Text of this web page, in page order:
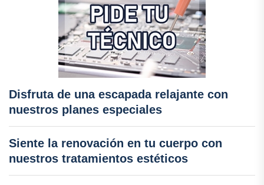
Disfruta de una escapada relajante con
nuestros planes especiales
Siente la renovación en tu cuerpo con
nuestros tratamientos estéticos